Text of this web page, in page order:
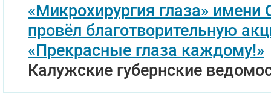
«Микрохирургия глаза»
провёл благотворительную
«Прекрасные глаза каждому!»
Калужские губернские